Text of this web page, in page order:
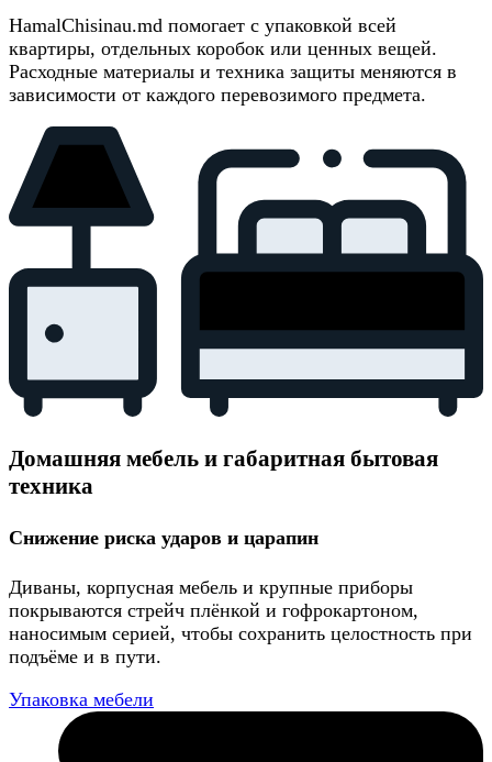
HamalChisinau.md помогает с упаковкой всей
квартиры, отдельных коробок или ценных вещей.
Расходные материалы и техника защиты меняются в
зависимости от каждого перевозимого предмета.
Домашняя мебель и габаритная бытовая
техника
Снижение риска ударов и царапин
Диваны, корпусная мебель и крупные приборы
покрываются стрейч плёнкой и гофрокартоном,
наносимым серией, чтобы сохранить целостность при
подъёме и в пути.
Упаковка мебели